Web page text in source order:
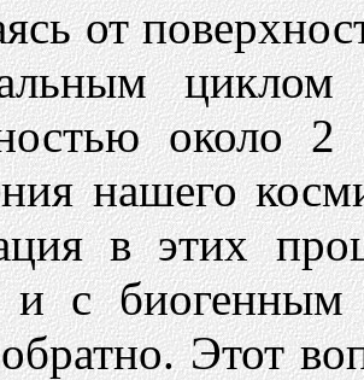
от
циклом
около
нашего
в этих
и с
Этот